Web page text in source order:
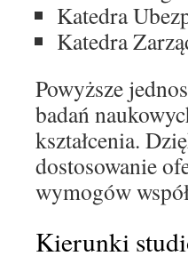
Katedra
Katedra
Powyższe
badań
kształcenia.
dostosowanie
wymogów
Kierunki